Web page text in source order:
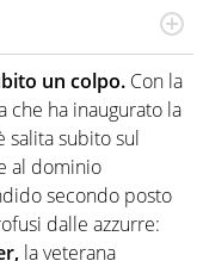
tutto campo, è il
chiedergli di boxe, di
farà innamorare
un colpo. Con la
che ha inaugurato la
salita subito sul
al dominio
secondo posto
dalle azzurre:
la veterana